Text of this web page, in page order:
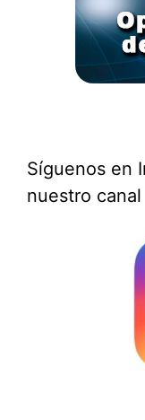
Síguenos en
nuestro canal